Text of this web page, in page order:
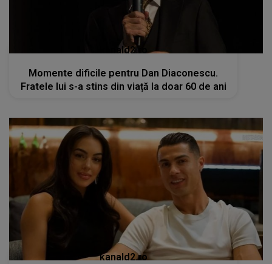
kanald2.ro
Momente dificile pentru Dan Diaconescu.
Fratele lui s-a stins din viață la doar 60 de ani
kanald2.ro